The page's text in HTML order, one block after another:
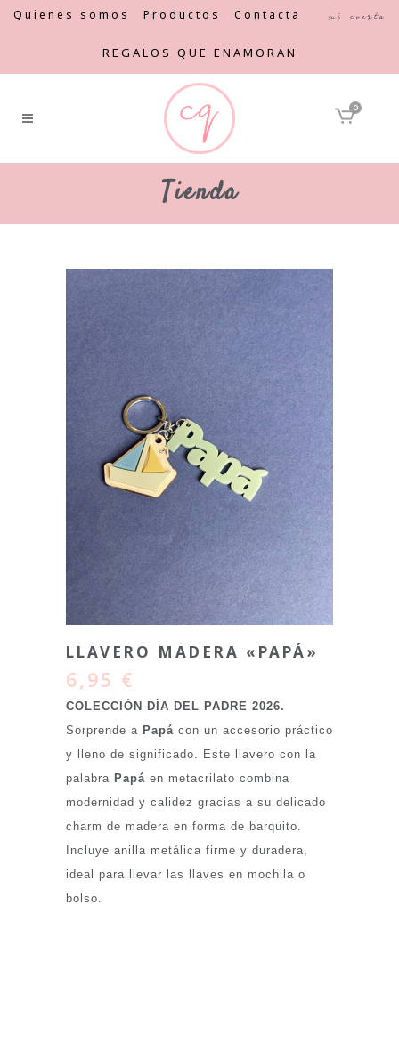
Quienes somos Productos Contacta Mi cuenta
REGALOS QUE ENAMORAN
0
Tienda
LLAVERO MADERA «PAPÁ»
6,95 €
COLECCIÓN DÍA DEL PADRE 2026.
Sorprende a Papá con un accesorio práctico
y lleno de significado. Este llavero con la
palabra Papá en metacrilato combina
modernidad y calidez gracias a su delicado
charm de madera en forma de barquito.
Incluye anilla metálica firme y duradera,
ideal para llevar las llaves en mochila o
bolso.